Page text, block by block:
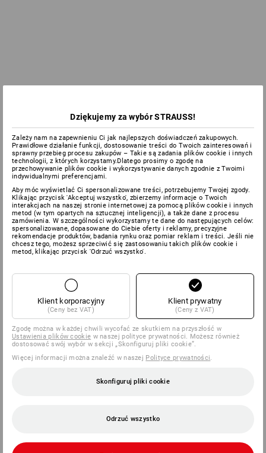
Dziękujemy za wybór STRAUSS!
Zależy nam na zapewnieniu Ci jak najlepszych doświadczeń zakupowych.
Prawidłowe działanie funkcji, dostosowanie treści do Twoich zainteresowań i
sprawny przebieg procesu zakupów – Takie są zadania plików cookie i innych
technologii, z których korzystamy.Dlatego prosimy o zgodę na
przechowywanie plików cookie i wykorzystywanie danych zgodnie z Twoimi
indywidualnymi preferencjami.
Aby móc wyświetlać Ci spersonalizowane treści, potrzebujemy Twojej zgody.
Klikając przycisk 'Akceptuj wszystko', zbierzemy informacje o Twoich
interakcjach na naszej stronie internetowej za pomocą plików cookie i innych
metod (w tym opartych na sztucznej inteligencji), a także dane z procesu
zamówienia. W szczególności wykorzystamy te dane do następujących celów:
spersonalizowane, dopasowane do Ciebie oferty i reklamy, precyzyjne
rekomendacje produktów, badania rynku oraz pomiar reklam i treści. Jeśli nie
chcesz tego, możesz sprzeciwić się zastosowaniu takich plików cookie i
metod, klikając przycisk 'Odrzuć wszystko'.
Klient korporacyjny
(Ceny bez VAT)
Klient prywatny
(Ceny z VAT)
Zgodę można w każdej chwili wycofać ze skutkiem na przyszłość w
Ustawienia plików cookie w naszej polityce prywatności. Możesz również
dostosować swój wybór w sekcji „Skonfiguruj pliki cookie”.
Więcej informacji można znaleźć w naszej Polityce prywatności.
Skonfiguruj pliki cookie
Odrzuć wszystko